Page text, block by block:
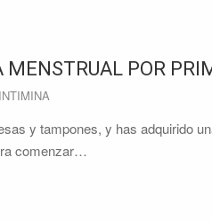
MENSTRUAL POR
y tampones, y has adquirido
comenzar…